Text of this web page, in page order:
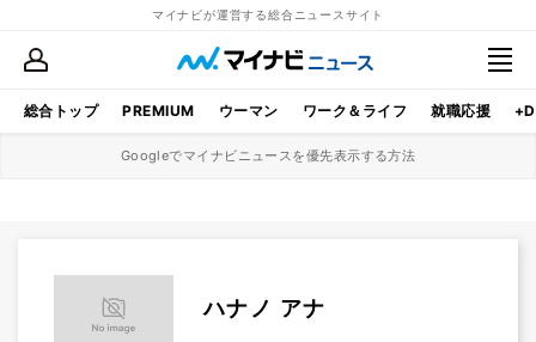
マイナビが運営する総合ニュースサイト
総合トップ PREMIUM ウーマン ワーク＆ライフ 就職応援
Googleでマイナビニュースを優先表示する方法
ハナノ アナ